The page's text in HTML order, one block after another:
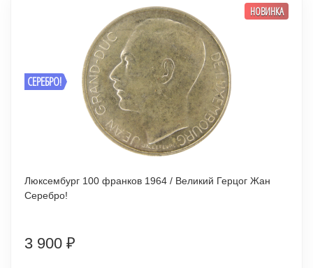
СЕРЕБРО!
НОВИНКА
Люксембург 100 франков 1964 / Великий Герцог Жан
Серебро!
3 900 ₽